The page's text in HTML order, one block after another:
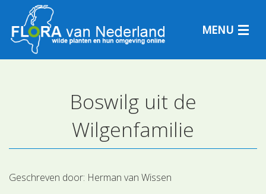
MENU
Plantensoorten
Plantengemeenschappen
Determineren
Boswilg uit de
Wilgenfamilie
Geschreven door: Herman van Wissen